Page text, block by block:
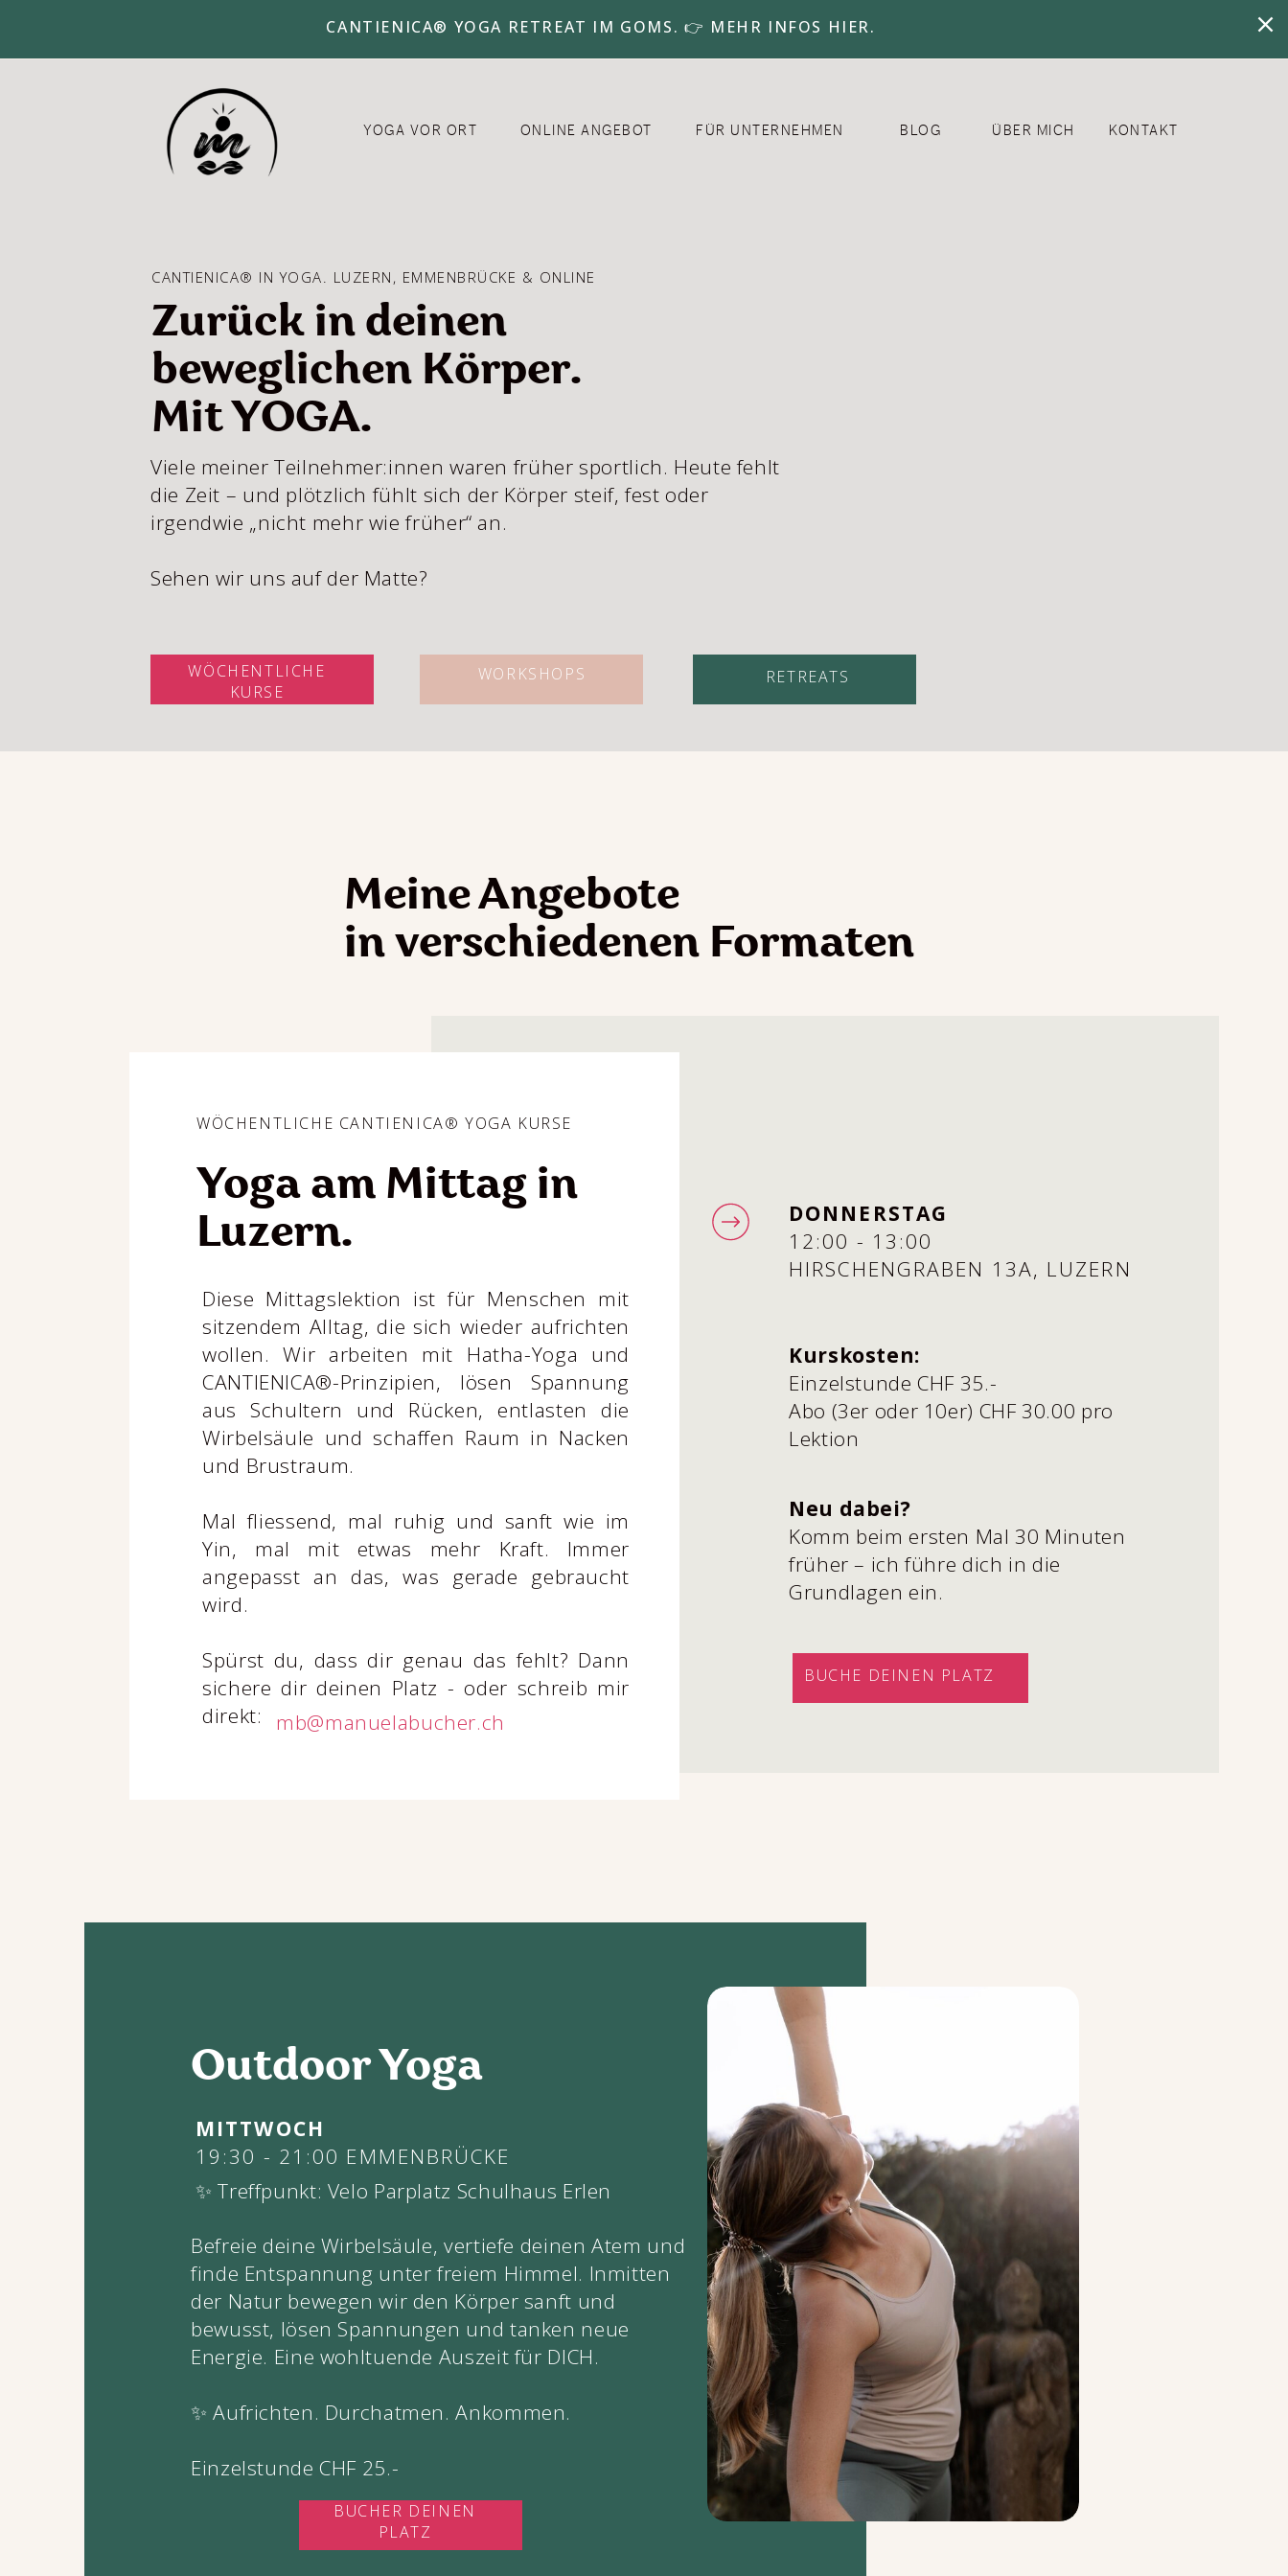
CANTIENICA® YOGA RETREAT IM GOMS. 👉 MEHR INFOS HIER.
ÜBER MICH
ONLINE ANGEBOT BLOG KONTAKT
FÜR UNTERNEHMEN
YOGA VOR ORT
RETREATS
Viele meiner Teilnehmer:innen waren früher sportlich. Heute fehlt
die Zeit – und plötzlich fühlt sich der Körper steif, fest oder
irgendwie „nicht mehr wie früher“ an.
Sehen wir uns auf der Matte?
CANTIENICA® IN YOGA. LUZERN, EMMENBRÜCKE & ONLINE
WÖCHENTLICHE
KURSE
WORKSHOPS
Zurück in deinen
beweglichen Körper.
Mit YOGA.
DONNERSTAG
12:00 - 13:00
HIRSCHENGRABEN 13A, LUZERN
Neu dabei?
Komm beim ersten Mal 30 Minuten
früher – ich führe dich in die
Grundlagen ein.
BUCHE DEINEN PLATZ
Diese Mittagslektion ist für Menschen mit
sitzendem Alltag, die sich wieder aufrichten
wollen. Wir arbeiten mit Hatha-Yoga und
CANTIENICA®-Prinzipien, lösen Spannung
aus Schultern und Rücken, entlasten die
Wirbelsäule und schaffen Raum in Nacken
und Brustraum.
Mal fliessend, mal ruhig und sanft wie im
Yin, mal mit etwas mehr Kraft. Immer
angepasst an das, was gerade gebraucht
wird.
Spürst du, dass dir genau das fehlt? Dann
sichere dir deinen Platz - oder schreib mir
direkt:
mb@manuelabucher.ch
WÖCHENTLICHE CANTIENICA® YOGA KURSE
MITTWOCH
19:30 - 21:00 EMMENBRÜCKE
✨ Treffpunkt: Velo Parplatz Schulhaus Erlen
BUCHER DEINEN
PLATZ
Kurskosten:
Einzelstunde CHF 35.-
Abo (3er oder 10er) CHF 30.00 pro
Lektion
Outdoor Yoga
Meine Angebote
in verschiedenen Formaten
Yoga am Mittag in
Luzern.
Befreie deine Wirbelsäule, vertiefe deinen Atem und
finde Entspannung unter freiem Himmel. Inmitten
der Natur bewegen wir den Körper sanft und
bewusst, lösen Spannungen und tanken neue
Energie. Eine wohltuende Auszeit für DICH.
✨ Aufrichten. Durchatmen. Ankommen.
Einzelstunde CHF 25.-